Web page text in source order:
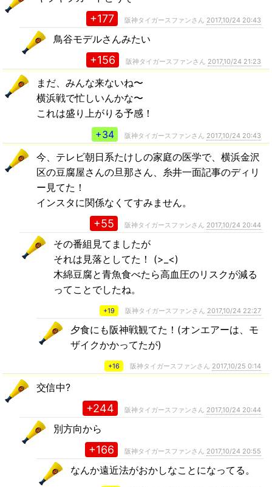
+177 阪神タイガースファンさん 2017,10/24 20:43
鳥谷モデルさんみたい
+156 阪神タイガースファンさん 2017,10/24 21:23
まだ、みんな来ないね〜
横浜戦で忙しいんかな〜
これは盛り上がりる予感！
+34
阪神タイガースファンさん 2017,10/24 20:43
今、テレビ朝日系たけしの家庭の医学で、横浜金沢
区の豆腐屋さんの旦那さん、糸井一面記事のディリ
ー見てた！
インスタに関係なくてすみません。
+55 阪神タイガースファンさん 2017,10/24 20:44
その番組見てましたが
それは見落としてた！ (>_<)
木綿豆腐と青魚食べたら高血圧のリスクが減る
ってことでしたね。
+19 阪神タイガースファンさん 2017,10/24 22:27
夕食にも阪神戦観てた！(オンエアーは、モ
ザイクかかってたが)
+16 阪神タイガースファンさん 2017,10/25 0:14
交信中?
+244 阪神タイガースファンさん 2017,10/24 20:44
別方向から
+166 阪神タイガースファンさん 2017,10/24 20:55
なんか遠近法がおかしなことになってる。